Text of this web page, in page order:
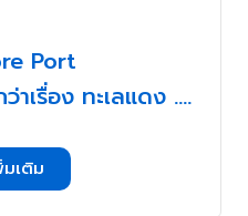
Port
เรื่อง ทะเลแดง . .
มเติม